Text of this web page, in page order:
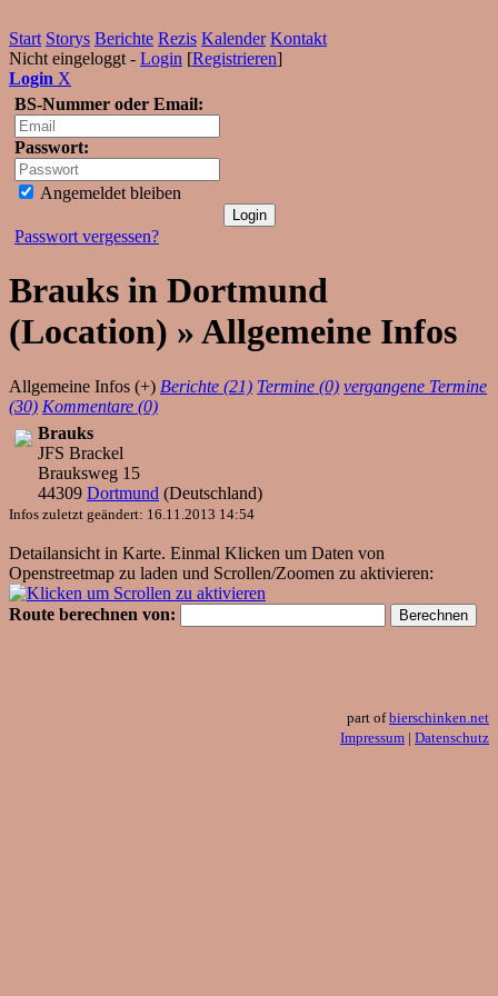
Start Storys Berichte Rezis Kalender Kontakt
Nicht eingeloggt - Login [Registrieren]
Login X
BS-Nummer oder Email:
Passwort:
Angemeldet bleiben
Passwort vergessen?
Brauks in Dortmund
(Location) » Allgemeine Infos
Allgemeine Infos (+) Berichte (21) Termine (0) vergangene Termine
(30) Kommentare (0)
Brauks
JFS Brackel
Brauksweg 15
44309 Dortmund (Deutschland)
Infos zuletzt geändert: 16.11.2013 14:54
Detailansicht in Karte. Einmal Klicken um Daten von
Openstreetmap zu laden und Scrollen/Zoomen zu aktivieren:
Route berechnen von:
part ofbierschinken.net
Impressum | Datenschutz